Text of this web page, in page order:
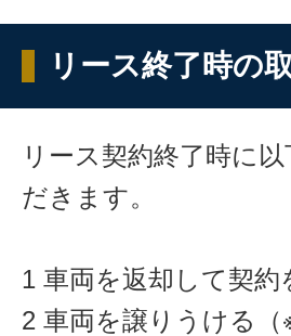
リース終了時の
リース契約終了時に
だきます。
1 車両を返却して契約
2 車両を譲りうける（※